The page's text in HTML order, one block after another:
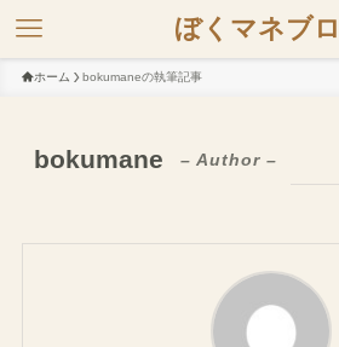
ぼくマネブ
ホーム bokumaneの執筆記事
bokumane – Author –